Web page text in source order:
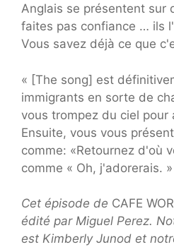
Anglais se présentent sur
faites pas confiance … ils
Vous savez déjà ce que
« [The song] est
immigrants en sorte de
vous trompez du ciel
Ensuite, vous vous
comme: «Retournez d'où
comme « Oh, j'adorerais. »
Cet épisode de CAFE
édité par Miguel Perez.
est Kimberly Junod et